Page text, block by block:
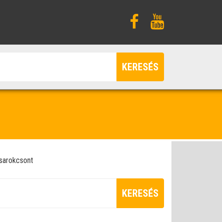
KERESÉS
KERESÉS